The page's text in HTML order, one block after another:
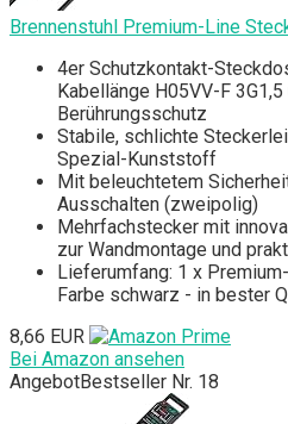
Brennenstuhl Premium-Line
4er Schutzkontakt-
Kabellänge H05VV-F
Berührungsschutz
Stabile, schlichte
Spezial-Kunststoff
Mit beleuchtetem
Ausschalten (zweipolig)
Mehrfachstecker mit
zur Wandmontage und
Lieferumfang: 1 x
Farbe schwarz - in bester
8,66 EUR
Bei Amazon ansehen
AngebotBestseller Nr. 18